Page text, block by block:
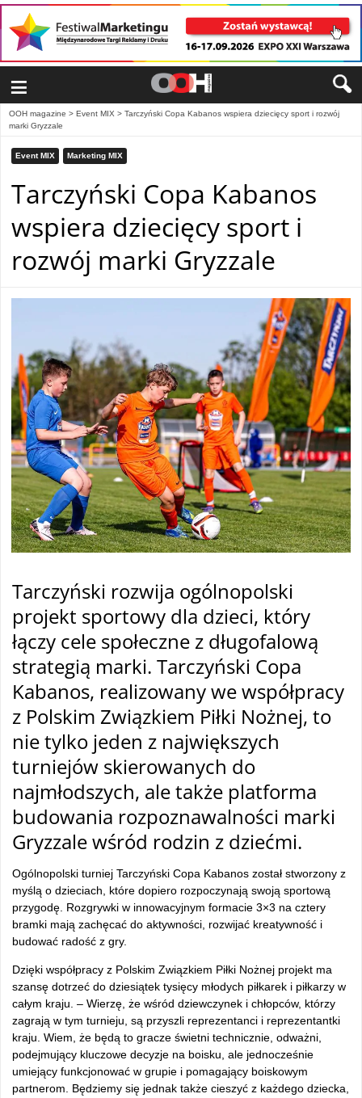
≡
OOH magazine > Event MIX > Tarczyński Copa Kabanos wspiera dziecięcy sport i rozwój
marki Gryzzale
Event MIX Marketing MIX
Tarczyński Copa Kabanos
wspiera dziecięcy sport i
rozwój marki Gryzzale
Tarczyński rozwija ogólnopolski
projekt sportowy dla dzieci, który
łączy cele społeczne z długofalową
strategią marki. Tarczyński Copa
Kabanos, realizowany we współpracy
z Polskim Związkiem Piłki Nożnej, to
nie tylko jeden z największych
turniejów skierowanych do
najmłodszych, ale także platforma
budowania rozpoznawalności marki
Gryzzale wśród rodzin z dziećmi.
Ogólnopolski turniej Tarczyński Copa Kabanos został stworzony z
myślą o dzieciach, które dopiero rozpoczynają swoją sportową
przygodę. Rozgrywki w innowacyjnym formacie 3×3 na cztery
bramki mają zachęcać do aktywności, rozwijać kreatywność i
budować radość z gry.
Dzięki współpracy z Polskim Związkiem Piłki Nożnej projekt ma
szansę dotrzeć do dziesiątek tysięcy młodych piłkarek i piłkarzy w
całym kraju. – Wierzę, że wśród dziewczynek i chłopców, którzy
zagrają w tym turnieju, są przyszli reprezentanci i reprezentantki
kraju. Wiem, że będą to gracze świetni technicznie, odważni,
podejmujący kluczowe decyzje na boisku, ale jednocześnie
umiejący funkcjonować w grupie i pomagający boiskowym
partnerom. Będziemy się jednak także cieszyć z każdego dziecka,